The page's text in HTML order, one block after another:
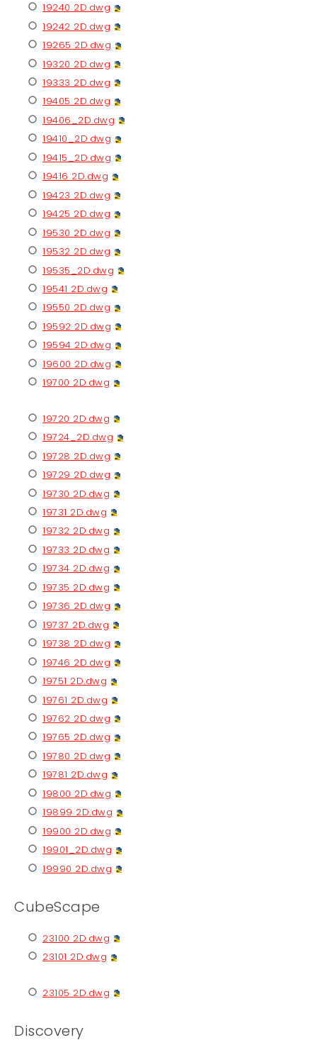
19240 2D.dwg
19242 2D.dwg
19265 2D.dwg
19320 2D.dwg
19333 2D.dwg
19405 2D.dwg
19406_2D.dwg
19410_2D.dwg
19415_2D.dwg
19416 2D.dwg
19423 2D.dwg
19425 2D.dwg
19530 2D.dwg
19532 2D.dwg
19535_2D.dwg
19541 2D.dwg
19550 2D.dwg
19592 2D.dwg
19594 2D.dwg
19600 2D.dwg
19700 2D.dwg
19720 2D.dwg
19724_2D.dwg
19728 2D.dwg
19729 2D.dwg
19730 2D.dwg
19731 2D.dwg
19732 2D.dwg
19733 2D.dwg
19734 2D.dwg
19735 2D.dwg
19736 2D.dwg
19737 2D.dwg
19738 2D.dwg
19746 2D.dwg
19751 2D.dwg
19761 2D.dwg
19762 2D.dwg
19765 2D.dwg
19780 2D.dwg
19781 2D.dwg
19800 2D.dwg
19899 2D.dwg
19900 2D.dwg
19901_2D.dwg
19990 2D.dwg
CubeScape
23100 2D.dwg
23101 2D.dwg
23105 2D.dwg
Discovery